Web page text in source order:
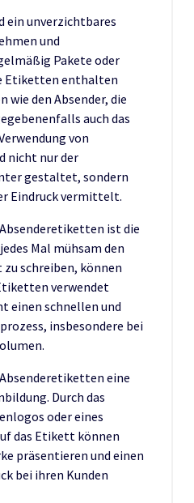
ein unverzichtbares
und
Pakete oder
Etiketten enthalten
den Absender, die
auch das
von
nicht nur der
gestaltet, sondern
Eindruck vermittelt.
ist die
Mal mühsam den
zu schreiben, können
verwendet
einen schnellen und
insbesondere bei
eine
Durch das
oder eines
das Etikett können
präsentieren und einen
bei ihren Kunden